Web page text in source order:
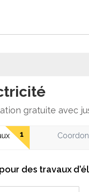
gratuite avec
1
des travaux